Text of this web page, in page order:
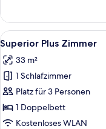
Doppelzimmer
Alle
Fotos
für
Superior
Plus
Zimmer
anzeigen
14
Superior Plus Zimmer
33 m²
1 Schlafzimmer
Platz für 3 Personen
1 Doppelbett
Kostenloses WLAN